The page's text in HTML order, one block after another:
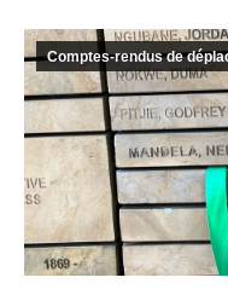
Comptes-rendus de